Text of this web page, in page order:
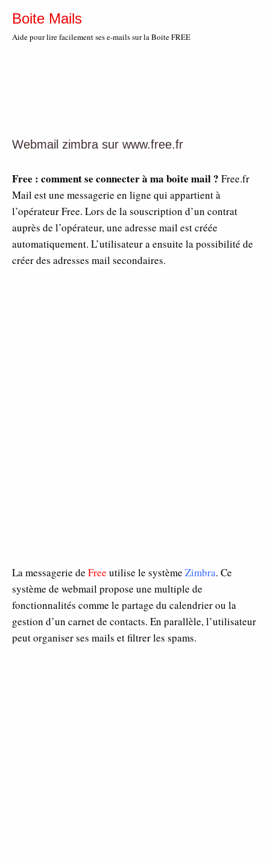
Boite Mails
Aide pour lire facilement ses e-mails sur la Boite FREE
Webmail zimbra sur www.free.fr
Free : comment se connecter à ma boite mail ? Free.fr
Mail est une messagerie en ligne qui appartient à
l’opérateur Free. Lors de la souscription d’un contrat
auprès de l’opérateur, une adresse mail est créée
automatiquement. L’utilisateur a ensuite la possibilité de
créer des adresses mail secondaires.
La messagerie de Free utilise le système Zimbra. Ce
système de webmail propose une multiple de
fonctionnalités comme le partage du calendrier ou la
gestion d’un carnet de contacts. En parallèle, l’utilisateur
peut organiser ses mails et filtrer les spams.